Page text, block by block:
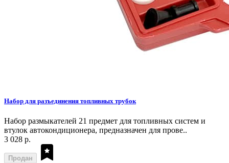
Набор для разъединения топливных трубок
Набор размыкателей 21 предмет для топливных систем и
втулок автокондиционера, предназначен для прове..
3 028 р.
Продан